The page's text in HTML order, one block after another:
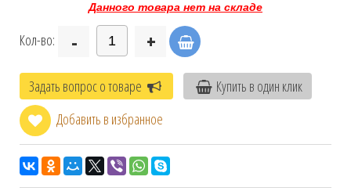
Данного товара нет на складе
Кол-во: - +
Задать вопрос о товаре
Купить в один клик
Добавить в избранное